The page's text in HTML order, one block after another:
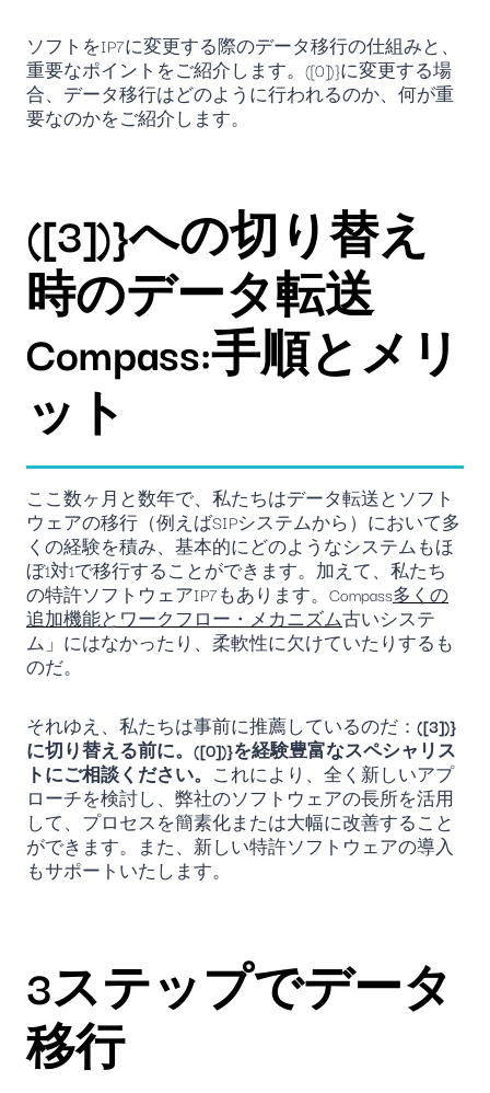
ソフトをIP7に変更する際のデータ移行の仕組みと、
重要なポイントをご紹介します。([0])}に変更する場
合、データ移行はどのように行われるのか、何が重
要なのかをご紹介します。
([3])}への切り替え
時のデータ転送
Compass:手順とメリ
ット
ここ数ヶ月と数年で、私たちはデータ転送とソフト
ウェアの移行（例えばSIPシステムから）において多
くの経験を積み、基本的にどのようなシステムもほ
ぼ1対1で移行することができます。加えて、私たち
の特許ソフトウェアIP7もあります。Compass多くの
追加機能とワークフロー・メカニズム古いシステ
ム」にはなかったり、柔軟性に欠けていたりするも
のだ。
それゆえ、私たちは事前に推薦しているのだ： ([3])}
に切り替える前に。([0])}を経験豊富なスペシャリス
トにご相談ください。 これにより、全く新しいアプ
ローチを検討し、弊社のソフトウェアの長所を活用
して、プロセスを簡素化または大幅に改善すること
ができます。また、新しい特許ソフトウェアの導入
もサポートいたします。
3ステップでデータ
移行